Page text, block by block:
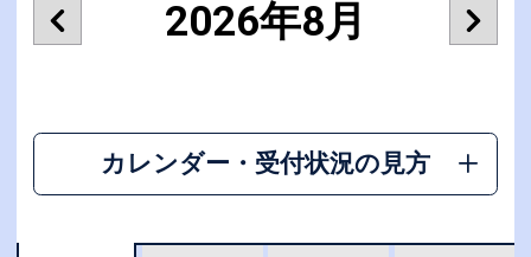
2026年8月
カレンダー・受付状況の見方